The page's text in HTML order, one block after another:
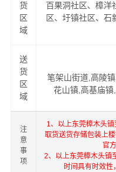
货
区
域
百果洞社区、樟洋
区、圩镇社区、石
送
货
区
域
笔架山街道,高陵
花山镇,高基庙
注
意
事
项
1、以上东莞樟木头
取货送货存储包装上
官
2、以上东莞樟木头镇
时间具有时效性